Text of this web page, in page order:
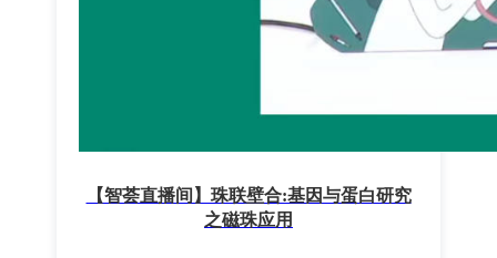
【智荟直播间】珠联壁合:基因与蛋白研究
之磁珠应用